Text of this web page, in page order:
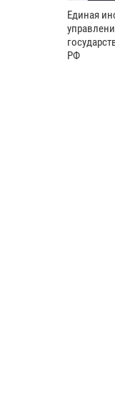
Единая
РФ